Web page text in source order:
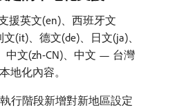
援英文(en)、西班牙文
(it)、德文(de)、日文(ja)、
中文(zh-CN)、中文 — 台灣
地化內容。
行階段新增對新地區設定